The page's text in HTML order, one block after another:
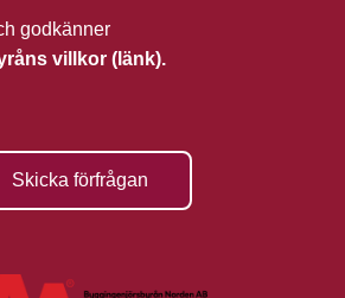
godkänner
villkor (länk).
Skicka förfrågan